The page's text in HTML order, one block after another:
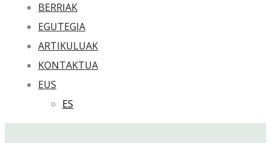
BERRIAK
EGUTEGIA
ARTIKULUAK
KONTAKTUA
EUS
ES